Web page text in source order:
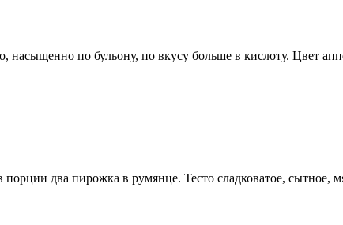
насыщенно по бульону, по вкусу больше в кислоту. Цвет
два пирожка в румянце. Тесто сладковатое, сытное,